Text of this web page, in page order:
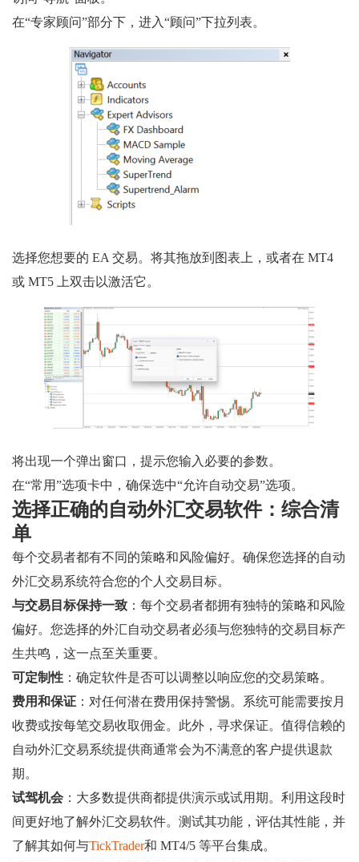
在“专家顾问”部分下，进入“顾问”下拉列表。
选择您想要的 EA 交易。将其拖放到图表上，或者在 MT4
或 MT5 上双击以激活它。
将出现一个弹出窗口，提示您输入必要的参数。
在“常用”选项卡中，确保选中“允许自动交易”选项。
选择正确的自动外汇交易软件：综合清
单
每个交易者都有不同的策略和风险偏好。确保您选择的自动
外汇交易系统符合您的个人交易目标。
与交易目标保持一致 ：每个交易者都拥有独特的策略和风险
偏好。您选择的外汇自动交易者必须与您独特的交易目标产
生共鸣，这一点至关重要。
可定制性 ：确定软件是否可以调整以响应您的交易策略。
费用和保证 ：对任何潜在费用保持警惕。系统可能需要按月
收费或按每笔交易收取佣金。此外，寻求保证。值得信赖的
自动外汇交易系统提供商通常会为不满意的客户提供退款
期。
试驾机会 ：大多数提供商都提供演示或试用期。利用这段时
间更好地了解外汇交易软件。测试其功能，评估其性能，并
了解其如何与TickTrader和 MT4/5 等平台集成。